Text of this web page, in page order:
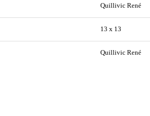
Quillivic René
13 x 13
Quillivic René